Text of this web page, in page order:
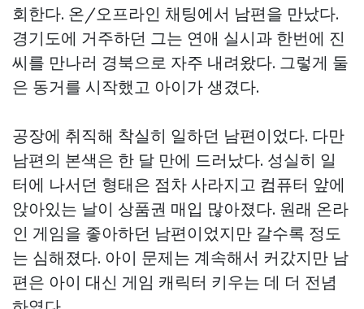
회한다. 온/오프라인 채팅에서 남편을 만났다.
경기도에 거주하던 그는 연애 실시과 한번에 진
씨를 만나러 경북으로 자주 내려왔다. 그렇게 둘
은 동거를 시작했고 아이가 생겼다.
공장에 취직해 착실히 일하던 남편이었다. 다만
남편의 본색은 한 달 만에 드러났다. 성실히 일
터에 나서던 형태은 점차 사라지고 컴퓨터 앞에
앉아있는 날이 상품권 매입 많아졌다. 원래 온라
인 게임을 좋아하던 남편이었지만 갈수록 정도
는 심해졌다. 아이 문제는 계속해서 커갔지만 남
편은 아이 대신 게임 캐릭터 키우는 데 더 전념